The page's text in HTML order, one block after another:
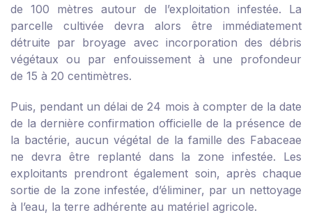
de 100 mètres autour de l’exploitation infestée. La
parcelle cultivée devra alors être immédiatement
détruite par broyage avec incorporation des débris
végétaux ou par enfouissement à une profondeur
de 15 à 20 centimètres.
Puis, pendant un délai de 24 mois à compter de la date
de la dernière confirmation officielle de la présence de
la bactérie, aucun végétal de la famille des Fabaceae
ne devra être replanté dans la zone infestée. Les
exploitants prendront également soin, après chaque
sortie de la zone infestée, d’éliminer, par un nettoyage
à l’eau, la terre adhérente au matériel agricole.